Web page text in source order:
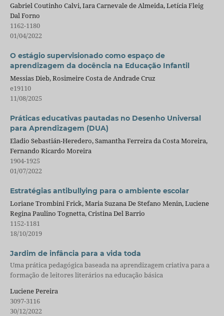
Gabriel Coutinho Calvi, Iara Carnevale de Almeida, Letícia Fleig
Dal Forno
1162-1180
01/04/2022
O estágio supervisionado como espaço de
aprendizagem da docência na Educação Infantil
Messias Dieb, Rosimeire Costa de Andrade Cruz
e19110
11/08/2025
Práticas educativas pautadas no Desenho Universal
para Aprendizagem (DUA)
Eladio Sebastián-Heredero, Samantha Ferreira da Costa Moreira,
Fernando Ricardo Moreira
1904-1925
01/07/2022
Estratégias antibullying para o ambiente escolar
Loriane Trombini Frick, Maria Suzana De Stefano Menin, Luciene
Regina Paulino Tognetta, Cristina Del Barrio
1152-1181
18/10/2019
Jardim de infância para a vida toda
Uma prática pedagógica baseada na aprendizagem criativa para a
formação de leitores literários na educação básica
Luciene Pereira
3097-3116
30/12/2022